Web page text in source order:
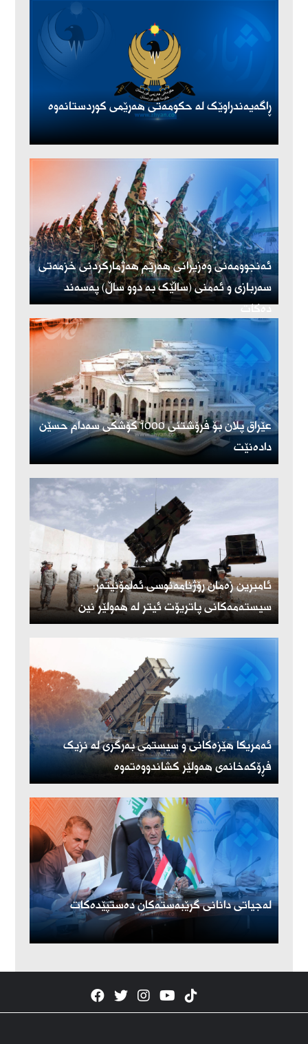
ڕاگەیەندراوێک لە حکومەتی هەرێمی کوردستانەوە
ئەنجوومەنی وەزیرانی هەرێم هەژمارکردنی خزمەتی
سەربازی و ئەمنی (ساڵێک بە دوو ساڵ) پەسەند
دەکات
عێراق پلان بۆ فرۆشتنی 1000 کۆشکی سەدام حسێن
دادەنێت
ئامبرین زەمان رۆژنامەنوسی ئەلمۆنیتەر:
سیستەمەکانی پاتریۆت ئیتر لە هەولێر نین
ئەمریكا هێزەكانی و سیستمی بەرگری لە نزیک
فڕۆكەخانەی هەولێر كشاندووەتەوە
لەجیاتی دانانی گرێبەستەکان دەستپێدەکات